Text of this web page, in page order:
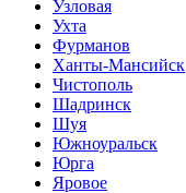
Узловая
Ухта
Фурманов
Ханты-Мансийск
Чистополь
Шадринск
Шуя
Южноуральск
Юрга
Яровое